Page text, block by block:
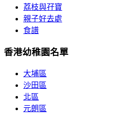
荔枝與孖寶
親子好去處
食譜
香港幼稚園名單
大埔區
沙田區
北區
元朗區